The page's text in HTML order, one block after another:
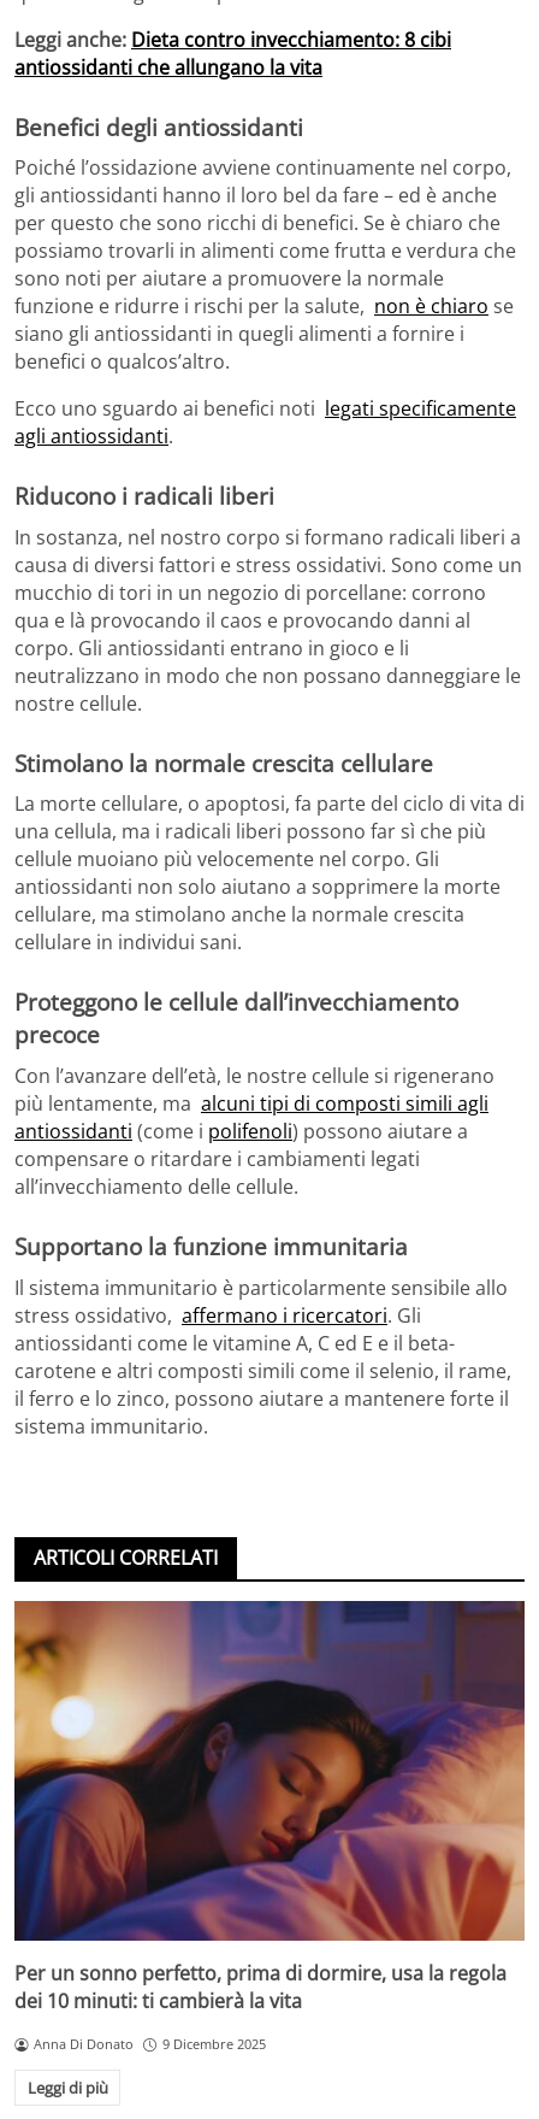
Leggi anche: Dieta contro invecchiamento: 8 cibi
antiossidanti che allungano la vita
Benefici degli antiossidanti
Poiché l’ossidazione avviene continuamente nel corpo,
gli antiossidanti hanno il loro bel da fare – ed è anche
per questo che sono ricchi di benefici. Se è chiaro che
possiamo trovarli in alimenti come frutta e verdura che
sono noti per aiutare a promuovere la normale
funzione e ridurre i rischi per la salute, non è chiaro se
siano gli antiossidanti in quegli alimenti a fornire i
benefici o qualcos’altro.
Ecco uno sguardo ai benefici noti legati specificamente
agli antiossidanti.
Riducono i radicali liberi
In sostanza, nel nostro corpo si formano radicali liberi a
causa di diversi fattori e stress ossidativi. Sono come un
mucchio di tori in un negozio di porcellane: corrono
qua e là provocando il caos e provocando danni al
corpo. Gli antiossidanti entrano in gioco e li
neutralizzano in modo che non possano danneggiare le
nostre cellule.
Stimolano la normale crescita cellulare
La morte cellulare, o apoptosi, fa parte del ciclo di vita di
una cellula, ma i radicali liberi possono far sì che più
cellule muoiano più velocemente nel corpo. Gli
antiossidanti non solo aiutano a sopprimere la morte
cellulare, ma stimolano anche la normale crescita
cellulare in individui sani.
Proteggono le cellule dall’invecchiamento
precoce
Con l’avanzare dell’età, le nostre cellule si rigenerano
più lentamente, ma alcuni tipi di composti simili agli
antiossidanti (come i polifenoli) possono aiutare a
compensare o ritardare i cambiamenti legati
all’invecchiamento delle cellule.
Supportano la funzione immunitaria
Il sistema immunitario è particolarmente sensibile allo
stress ossidativo, affermano i ricercatori. Gli
antiossidanti come le vitamine A, C ed E e il beta-
carotene e altri composti simili come il selenio, il rame,
il ferro e lo zinco, possono aiutare a mantenere forte il
sistema immunitario.
ARTICOLI CORRELATI
Per un sonno perfetto, prima di dormire, usa la regola
dei 10 minuti: ti cambierà la vita
Anna Di Donato 9 Dicembre 2025
Leggi di più